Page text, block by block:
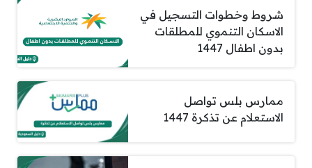
شروط وخطوات التسجيل في
الاسكان التنموي للمطلقات
بدون اطفال 1447
ممارس بلس تواصل
الاستعلام عن تذكرة 1447